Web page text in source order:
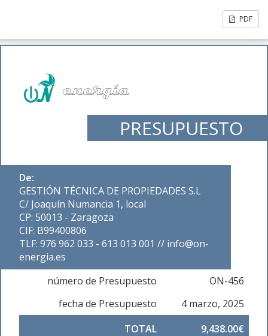
PDF
PRESUPUESTO
De:
GESTIÓN TÉCNICA DE PROPIEDADES S.L
C/ Joaquín Numancia 1, local
CP: 50013 - Zaragoza
CIF: B99400806
TLF: 976 962 033 - 613 013 001 // info@on-
energia.es
número de Presupuesto
ON-456
fecha de Presupuesto
4 marzo, 2025
TOTAL
9,438.00€